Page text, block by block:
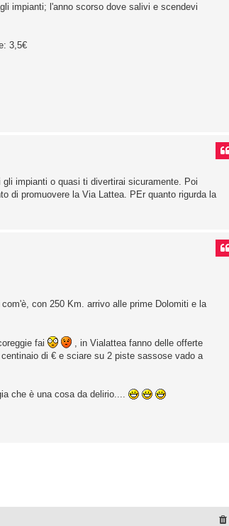
impianti; l'anno scorso dove salivi e scendevi
3,5€
impianti o quasi ti divertirai sicuramente. Poi
di promuovere la Via Lattea. PEr quanto rigurda la
con 250 Km. arrivo alle prime Dolomiti e la
fai
, in Vialattea fanno delle offerte
di € e sciare su 2 piste sassose vado a
che è una cosa da delirio....